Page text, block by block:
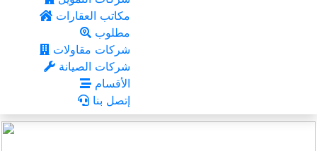
مكاتب العقارات
مطلوب
شركات مقاولات
شركات الصيانة
الأقسام
إتصل بنا